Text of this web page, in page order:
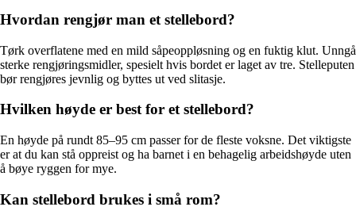
Hvordan rengjør man et stellebord?
Tørk overflatene med en mild såpeoppløsning og en fuktig klut. Unngå
sterke rengjøringsmidler, spesielt hvis bordet er laget av tre. Stelleputen
bør rengjøres jevnlig og byttes ut ved slitasje.
Hvilken høyde er best for et stellebord?
En høyde på rundt 85–95 cm passer for de fleste voksne. Det viktigste
er at du kan stå oppreist og ha barnet i en behagelig arbeidshøyde uten
å bøye ryggen for mye.
Kan stellebord brukes i små rom?